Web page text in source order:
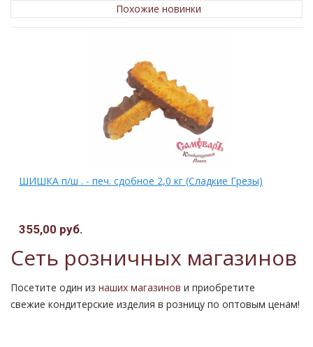
Похожие новинки
ШИШКА п/ш . - печ. сдобное 2,0 кг (Сладкие Грезы)
355,00 руб.
Сеть розничных магазинов
Посетите один из наших магазинов и приобретите
свежие кондитерские изделия в розницу по оптовым ценам!